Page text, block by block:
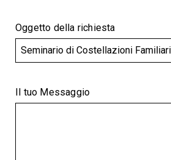
Oggetto della richiesta
Il tuo Messaggio